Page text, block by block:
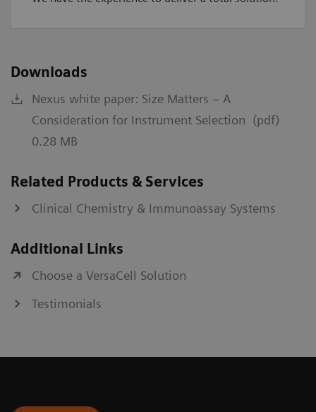
Downloads
Nexus white paper: Size Matters – A
Consideration for Instrument Selection (pdf)
0.28 MB
Related Products & Services
Clinical Chemistry & Immunoassay Systems
Additional Links
Choose a VersaCell Solution
Testimonials